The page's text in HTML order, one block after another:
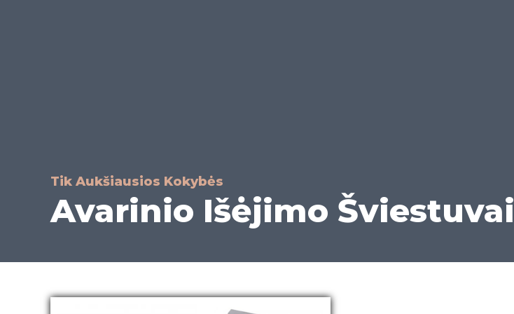
Tik Aukšiausios Kokybės
Avarinio Išėjimo Šviestuvai